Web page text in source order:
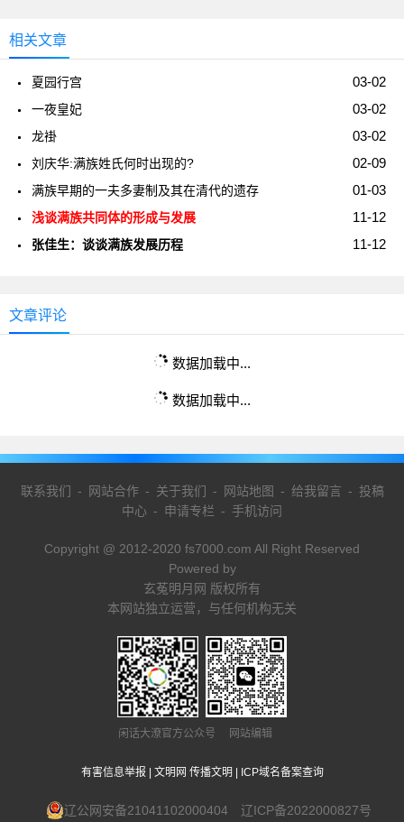
相关文章
03-02
夏园行宫
03-02
一夜皇妃
03-02
龙褂
02-09
刘庆华:满族姓氏何时出现的?
01-03
满族早期的一夫多妻制及其在清代的遗存
11-12
浅谈满族共同体的形成与发展
11-12
张佳生：谈谈满族发展历程
文章评论
数据加载中...
数据加载中...
联系我们 - 网站合作- 关于我们 - 网站地图 - 给我留言 - 投稿
中心 - 申请专栏 - 手机访问
Copyright @ 2012-2020 fs7000.com All Right Reserved
Powered by
玄菟明月网 版权所有
本网站独立运营，与任何机构无关
闲话大潦官方公众号 网站编辑
有害信息举报 文明网 传播文明 ICP域名备案查询
辽公网安备21041102000404 辽ICP备2022000827号